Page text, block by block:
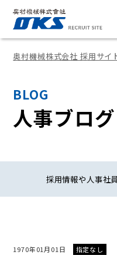
奥村機械株式会社 採用サイ
BLOG
人事ブログ
採用情報や人事社
1970年01月01日 指定なし